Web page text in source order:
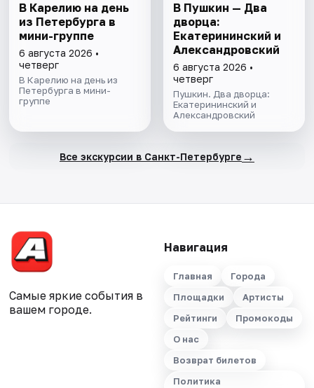
В Карелию на день
из Петербурга в
мини-группе
6 августа 2026 •
четверг
В Карелию на день из
Петербурга в мини-
группе
В Пушкин — Два
дворца:
Екатерининский и
Александровский
6 августа 2026 •
четверг
Пушкин. Два дворца:
Екатерининский и
Александровский
Все экскурсии в Санкт-Петербурге →
Самые яркие события в
вашем городе.
Навигация
Главная
Города
Площадки
Артисты
Рейтинги
Промокоды
О нас
Возврат билетов
Политика